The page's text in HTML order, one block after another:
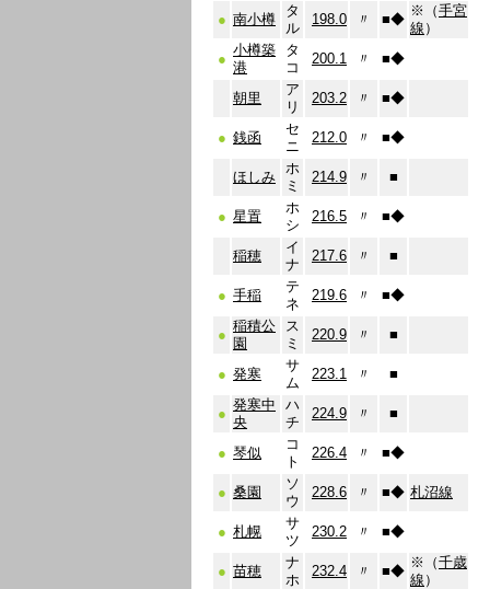
● 南小樽
タ
ル
198.0 〃 ■◆
※（手宮
線 ）
●
小樽築
港
タ
コ
200.1 〃 ■◆
朝里
ア
リ
203.2 〃 ■◆
● 銭函
セ
ニ
212.0 〃 ■◆
ほしみ
ホ
ミ
214.9 〃 ■
● 星置
ホ
シ
216.5 〃 ■◆
稲穂
イ
ナ
217.6 〃 ■
● 手稲
テ
ネ
219.6 〃 ■◆
●
稲積公
園
ス
ミ
220.9 〃 ■
● 発寒
サ
ム
223.1 〃 ■
●
発寒中
央
ハ
チ
224.9 〃 ■
● 琴似
コ
ト
226.4 〃 ■◆
● 桑園
ソ
ウ
228.6 〃 ■◆ 札沼線
● 札幌
サ
ツ
230.2 〃 ■◆
● 苗穂
ナ
ホ
232.4 〃 ■◆
※（千歳
線 ）